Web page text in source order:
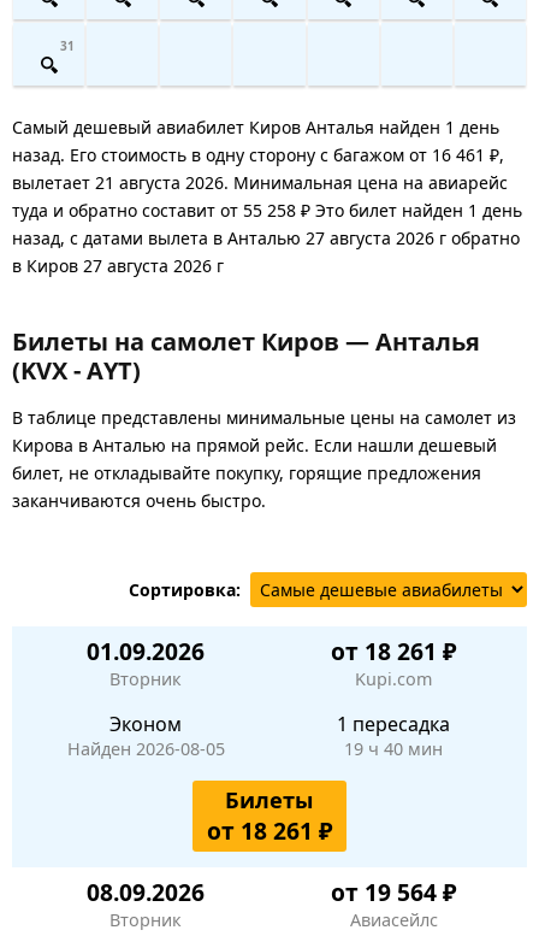
31
Самый дешевый авиабилет Киров Анталья найден 1 день
назад. Его стоимость в одну сторону с багажом от 16 461 ₽,
вылетает 21 августа 2026. Минимальная цена на авиарейс
туда и обратно составит от 55 258 ₽ Это билет найден 1 день
назад, с датами вылета в Анталью 27 августа 2026 г обратно
в Киров 27 августа 2026 г
Билеты на самолет Киров — Анталья
(KVX - AYT)
В таблице представлены минимальные цены на самолет из
Кирова в Анталью на прямой рейс. Если нашли дешевый
билет, не откладывайте покупку, горящие предложения
заканчиваются очень быстро.
Сортировка:
01.09.2026
Вторник
от 18 261 ₽
Kupi.com
Эконом
Найден 2026-08-05
1 пересадка
19 ч 40 мин
Билеты
от 18 261 ₽
08.09.2026
Вторник
от 19 564 ₽
Авиасейлс